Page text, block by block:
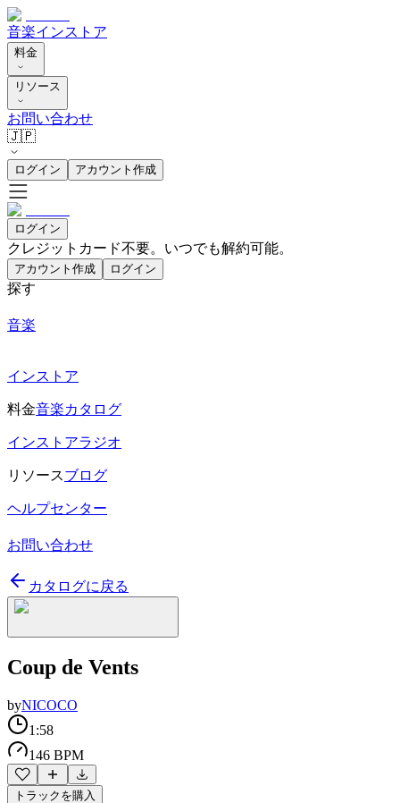
音楽インストア
料金
リソース
お問い合わせ
🇯🇵
ログイン アカウント作成
ログイン
クレジットカード不要。いつでも解約可能。
アカウント作成 ログイン
探す
音楽
インストア
料金音楽カタログ
インストアラジオ
リソースブログ
ヘルプセンター
お問い合わせ
カタログに戻る
Coup de Vents
byNICOCO
1:58
146 BPM
トラックを購入